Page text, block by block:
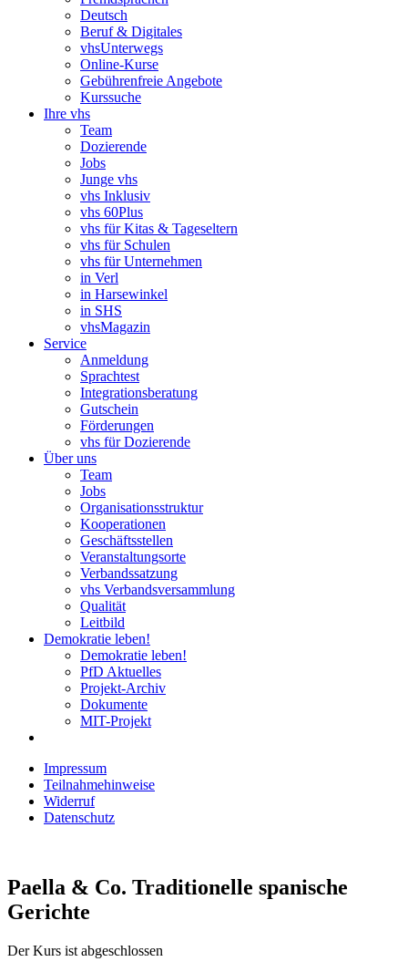
Deutsch
Beruf & Digitales
vhsUnterwegs
Online-Kurse
Gebührenfreie Angebote
Kurssuche
Ihre vhs
Team
Dozierende
Jobs
Junge vhs
vhs Inklusiv
vhs 60Plus
vhs für Kitas & Tageseltern
vhs für Schulen
vhs für Unternehmen
in Verl
in Harsewinkel
in SHS
vhsMagazin
Service
Anmeldung
Sprachtest
Integrationsberatung
Gutschein
Förderungen
vhs für Dozierende
Über uns
Team
Jobs
Organisationsstruktur
Kooperationen
Geschäftsstellen
Veranstaltungsorte
Verbandssatzung
vhs Verbandsversammlung
Qualität
Leitbild
Demokratie leben!
Demokratie leben!
PfD Aktuelles
Projekt-Archiv
Dokumente
MIT-Projekt
Impressum
Teilnahmehinweise
Widerruf
Datenschutz
Paella & Co. Traditionelle spanische
Gerichte
Der Kurs ist abgeschlossen